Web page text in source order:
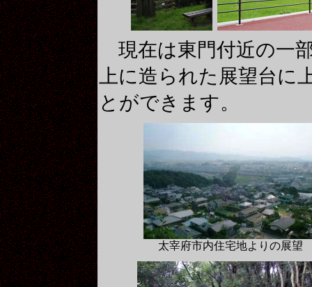
現在は東門付近の一
上に造られた展望台
とができます。
太宰府市内住宅地よりの展望